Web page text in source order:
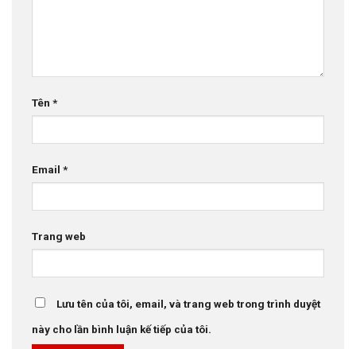
Tên *
Email *
Trang web
Lưu tên của tôi, email, và trang web trong trình duyệt
này cho lần bình luận kế tiếp của tôi.